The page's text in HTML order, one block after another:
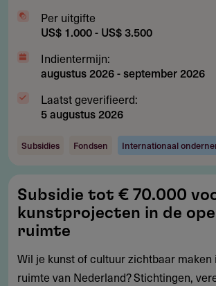
Per uitgifte
US$ 1.000 - US$ 3.500
Indientermijn:
augustus 2026-september 2026
Laatst geverifieerd:
5 augustus 2026
Subsidies Fondsen Internationaal
tot
€
70.000
voor
kunstprojecten
Subsidie tot € 70.000
kunstprojecten in de
ruimte
Wil je kunst of cultuur zichtbaar maken
ruimte van Nederland? Stichtingen,